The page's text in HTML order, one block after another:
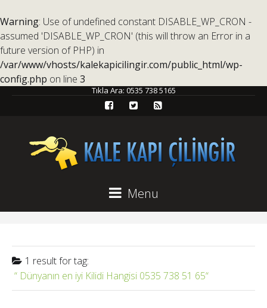
Warning: Use of undefined constant DISABLE_WP_CRON -
assumed 'DISABLE_WP_CRON' (this will throw an Error in a
future version of PHP) in
/var/www/vhosts/kalekapicilingir.com/public_html/wp-
config.php on line 3
Tıkla Ara: 0535 738 5165
Menu
1 result fortag:
Dünyanın en iyi Kilidi Hangisi 0535 738 51 65